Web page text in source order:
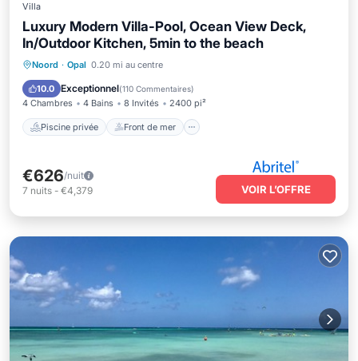
Villa
Luxury Modern Villa-Pool, Ocean View Deck,
In/Outdoor Kitchen, 5min to the beach
Noord · Opal 0.20 mi au centre
10.0 Exceptionnel(110 Commentaires)
4 Chambres 4 Bains 8 Invités 2400 pi²
Piscine privée Front de mer
Piscine privée
Bain à remous
Parking
€626/nuit
7 nuits - €4,379 VOIR L’OFFRE